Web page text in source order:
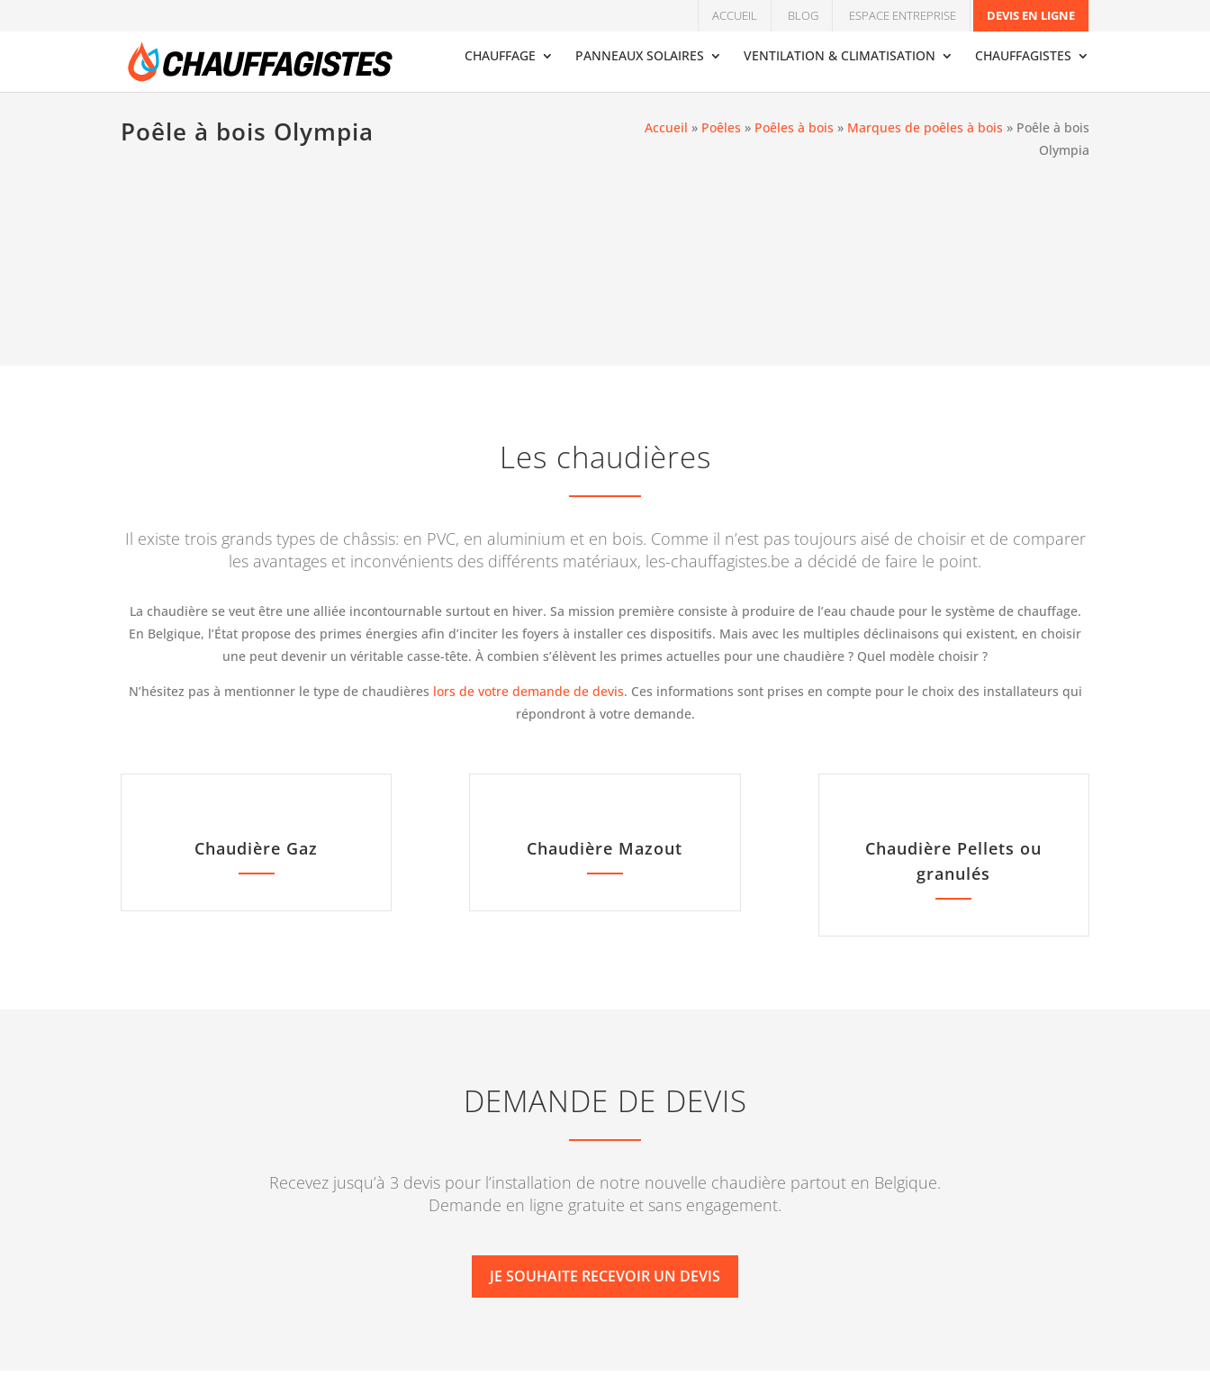
ACCUEIL BLOG ESPACE ENTREPRISE DEVIS EN LIGNE
CHAUFFAGE PANNEAUX SOLAIRES VENTILATION & CLIMATISATION CHAUFFAGISTES
Poêle à bois Olympia Accueil » Poêles » Poêles à bois » Marques de poêles à bois » Poêle à bois
Olympia
Les chaudières
Il existe trois grands types de châssis: en PVC, en aluminium et en bois. Comme il n’est pas toujours aisé de choisir et de comparer
les avantages et inconvénients des différents matériaux, les-chauffagistes.be a décidé de faire le point.
La chaudière se veut être une alliée incontournable surtout en hiver. Sa mission première consiste à produire de l’eau chaude pour le système de chauffage.
En Belgique, l’État propose des primes énergies afin d’inciter les foyers à installer ces dispositifs. Mais avec les multiples déclinaisons qui existent, en choisir
une peut devenir un véritable casse-tête. À combien s’élèvent les primes actuelles pour une chaudière ? Quel modèle choisir ?
N’hésitez pas à mentionner le type de chaudières lors de votre demande de devis. Ces informations sont prises en compte pour le choix des installateurs qui
répondront à votre demande.
Chaudière Gaz Chaudière Mazout
Chaudière Pellets ou
granulés
DEMANDE DE DEVIS
Recevez jusqu’à 3 devis pour l’installation de notre nouvelle chaudière partout en Belgique.
Demande en ligne gratuite et sans engagement.
JE SOUHAITE RECEVOIR UN DEVIS